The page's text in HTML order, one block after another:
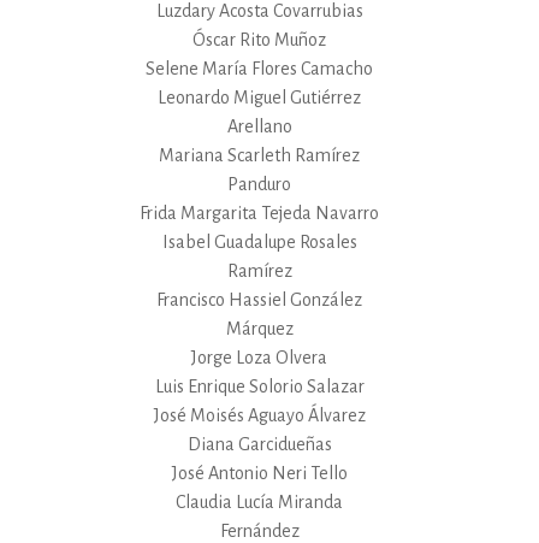
Luzdary Acosta Covarrubias
Óscar Rito Muñoz
Selene María Flores Camacho
Leonardo Miguel Gutiérrez
Arellano
Mariana Scarleth Ramírez
Panduro
Frida Margarita Tejeda Navarro
Isabel Guadalupe Rosales
Ramírez
Francisco Hassiel González
Márquez
Jorge Loza Olvera
Luis Enrique Solorio Salazar
José Moisés Aguayo Álvarez
Diana Garcidueñas
José Antonio Neri Tello
Claudia Lucía Miranda
Fernández